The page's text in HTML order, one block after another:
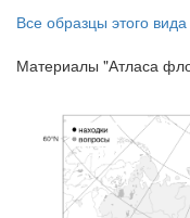
Все образцы этого вида
Материалы "Атласа